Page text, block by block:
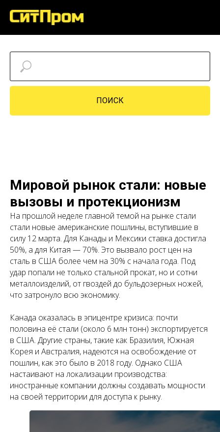
ПОИСК
Мировой рынок стали: новые
вызовы и протекционизм
На прошлой неделе главной темой на рынке стали
стали новые американские пошлины, вступившие в
силу 12 марта. Для Канады и Мексики ставка достигла
50%, а для Китая — 70%. Это вызвало рост цен на
сталь в США более чем на 30% с начала года. Под
удар попали не только стальной прокат, но и сотни
металлоизделий, от гвоздей до бульдозерных ножей,
что затронуло всю экономику.
Канада оказалась в эпицентре кризиса: почти
половина её стали (около 6 млн тонн) экспортируется
в США. Другие страны, такие как Бразилия, Южная
Корея и Австралия, надеются на освобождение от
пошлин, как это было в 2018 году. Однако США
настаивают на локализации производства:
иностранные компании должны создавать мощности
на своей территории для доступа к рынку.